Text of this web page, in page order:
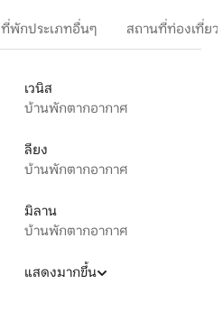
ที่พักประเภทอื่นๆ สถานที่ท่องเที่ย
เวนิส
บ้านพักตากอากาศ
ลียง
บ้านพักตากอากาศ
มิลาน
บ้านพักตากอากาศ
แสดงมากขึ้น